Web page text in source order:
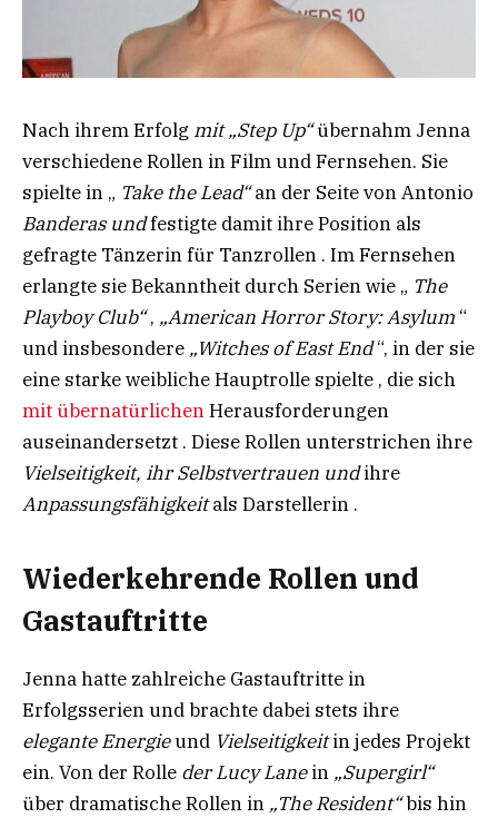
Nach ihrem Erfolg mit „Step Up“übernahm Jenna
verschiedene Rollen in Film und Fernsehen. Sie
spielte in „ Take the Lead“an der Seite von Antonio
Banderas undfestigte damit ihre Position als
gefragte Tänzerin für Tanzrollen . Im Fernsehen
erlangte sie Bekanntheit durch Serien wie „ The
Playboy Club“, „American Horror Story: Asylum “
und insbesondere „Witches of East End“, in der sie
eine starke weibliche Hauptrolle spielte , die sich
mit übernatürlichenHerausforderungen
auseinandersetzt . Diese Rollen unterstrichen ihre
Vielseitigkeit, ihr Selbstvertrauen undihre
Anpassungsfähigkeitals Darstellerin .
Wiederkehrende Rollen und
Gastauftritte​
Jenna hatte zahlreiche Gastauftritte in
Erfolgsserien und brachte dabei stets ihre
elegante Energieund Vielseitigkeitin jedes Projekt
ein. Von der Rolle der Lucy Lanein „Supergirl“
über dramatische Rollen in „The Resident“bis hin